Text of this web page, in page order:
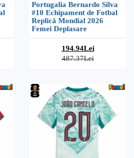
Portugalia Bernardo Silva
#10 Echipament de Fotbal
Replică Mondial 2026
Femei Deplasare
194.94Lei
487.37Lei